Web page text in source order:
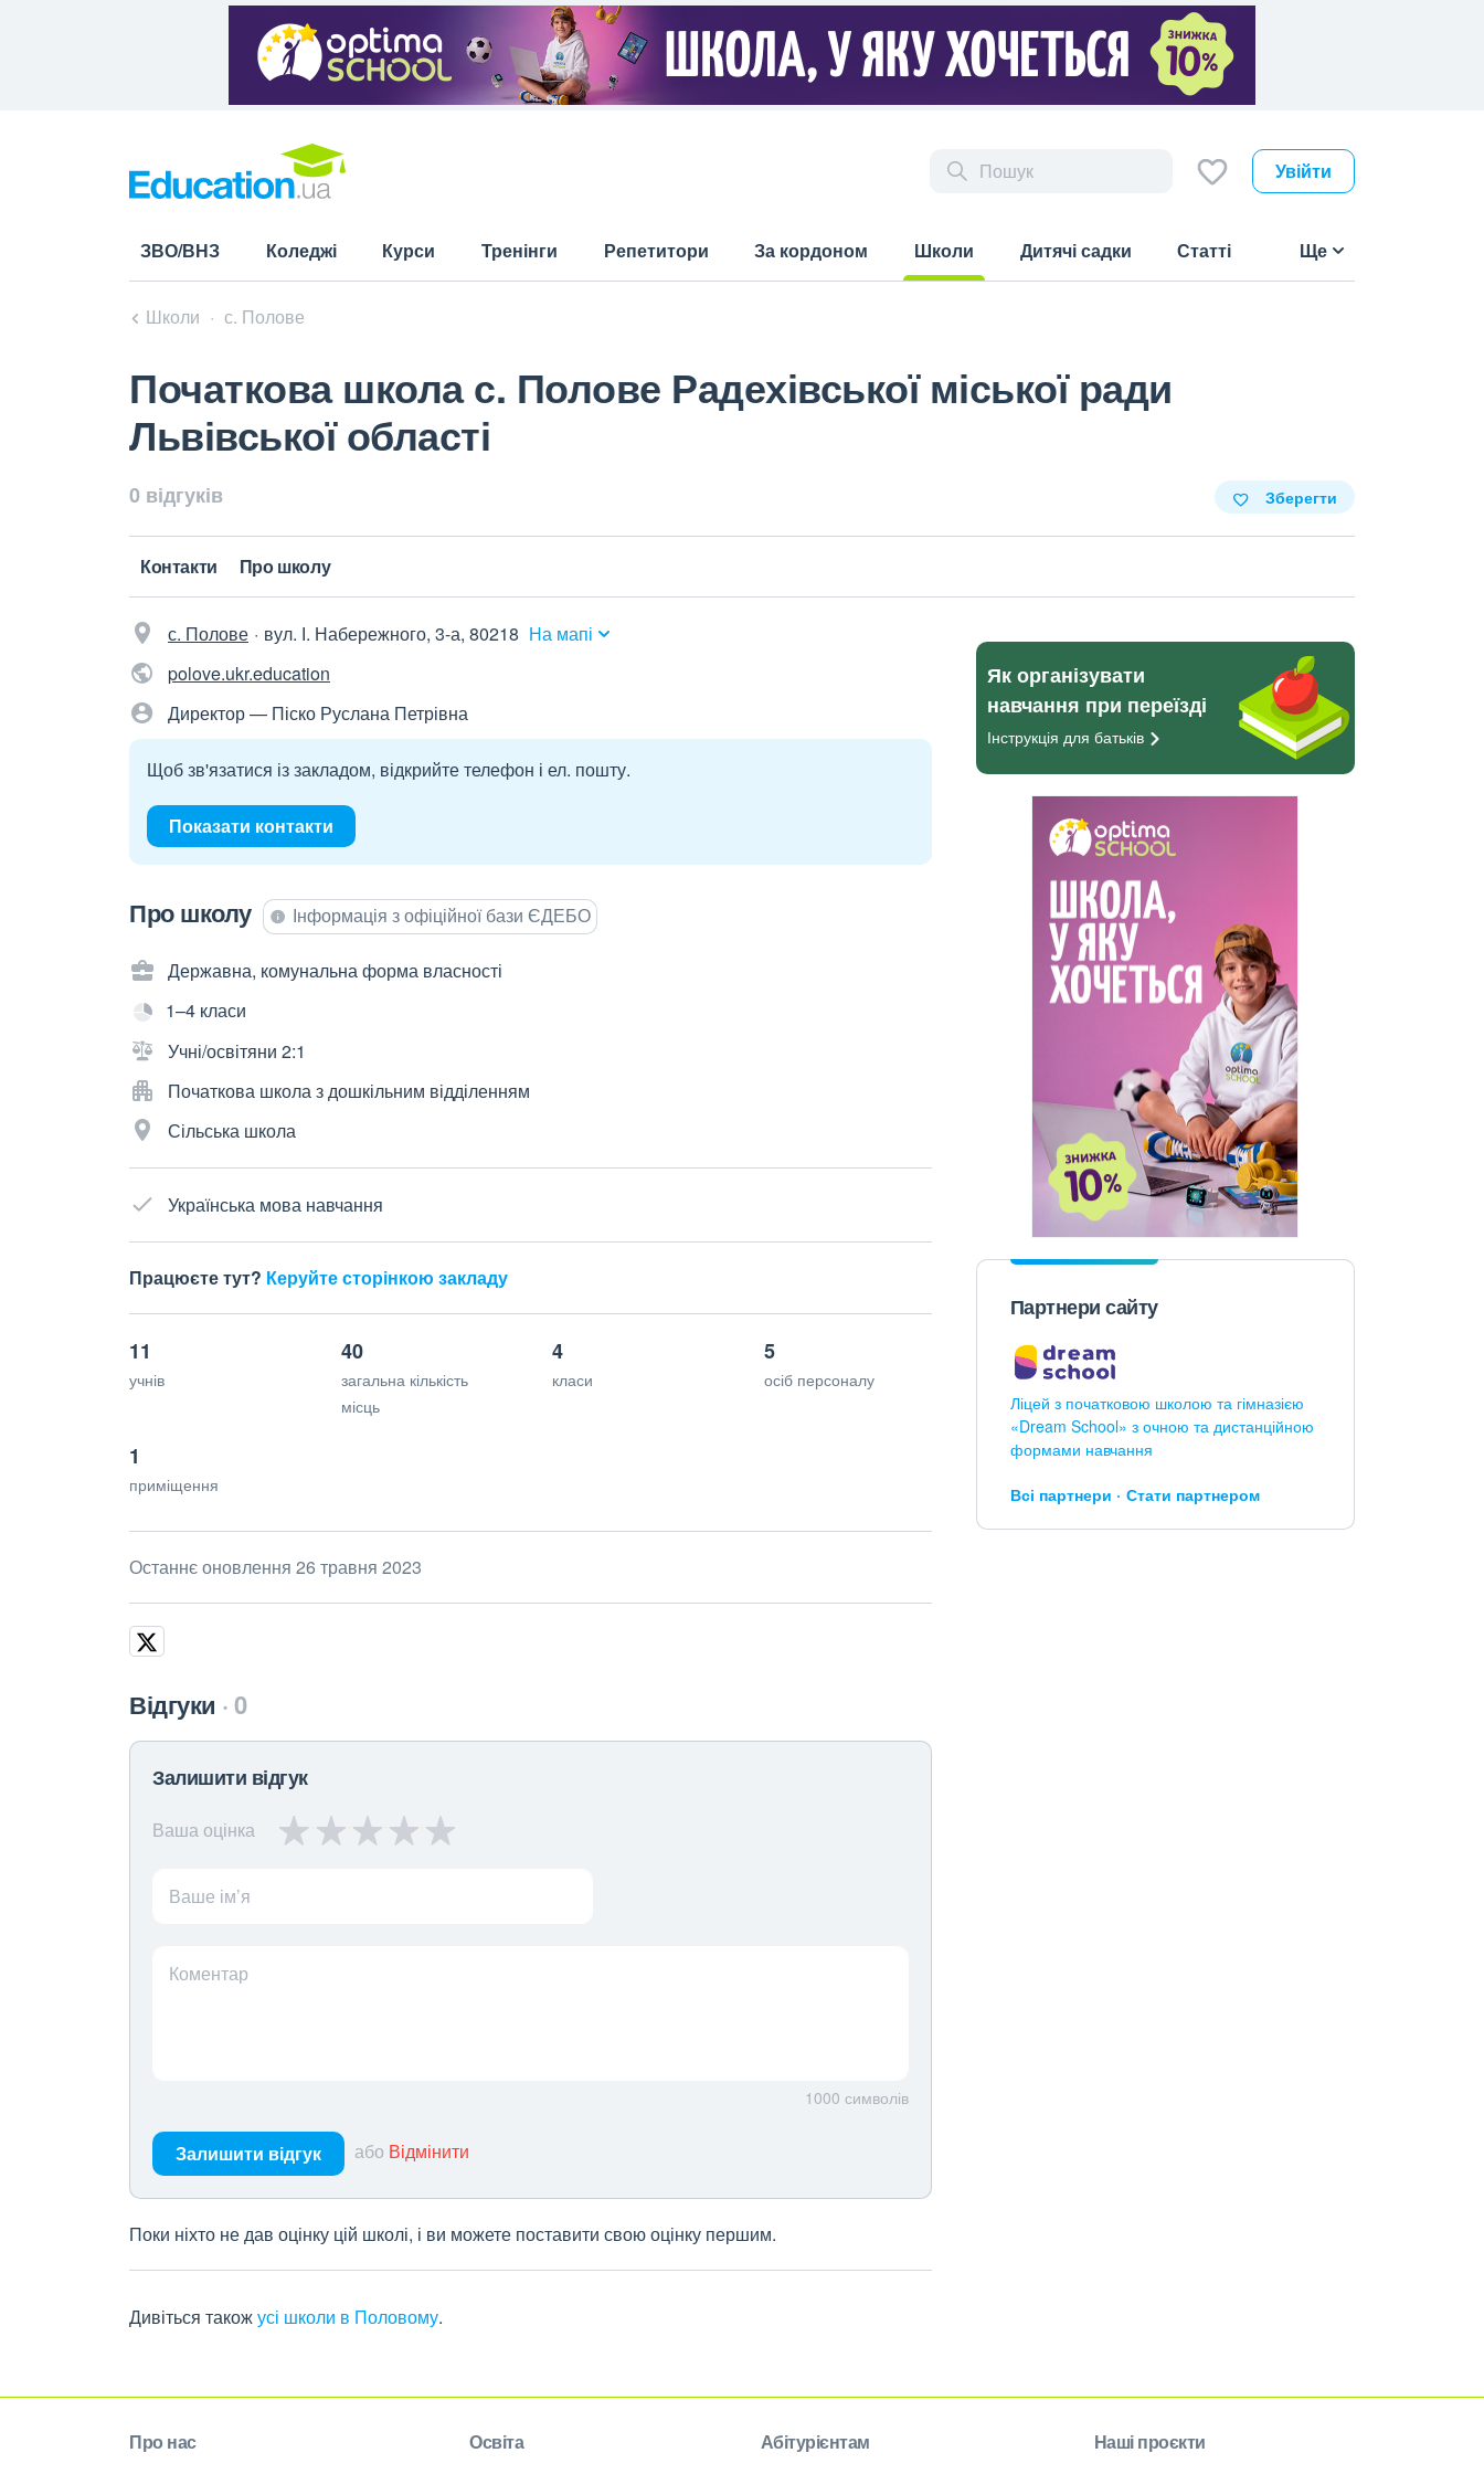
Увійти
ЗВО/ВНЗ Коледжі Курси Тренінги Репетитори За кордоном
Школи
Дитячі садки Статті Ще
Школи с. Полове
Початкова школа с. Полове Радехівської міської ради
Львівської області
0 відгуків Зберегти
Контакти Про школу
с. Полове вул. І. Набережного, 3-а, 80218 На мапі
polove.ukr.education
Директор — Піско Руслана Петрівна
Щоб зв'язатися із закладом, відкрийте телефон і ел. пошту.
Показати контакти
Про школу Інформація з офіційної бази ЄДЕБО
Державна, комунальна форма власності
1–4 класи
Учні/освітяни 2:1
Початкова школа з дошкільним відділенням
Сільська школа
Українська мова навчання
Працюєте тут? Керуйте сторінкою закладу
11
учнів
40
загальна кількість
місць
4
класи
5
осіб персоналу
1
приміщення
Останнє оновлення 26 травня 2023
Відгуки 0
Залишити відгук
Ваша оцінка
Ваше ім’я
Коментар
1000 символів
Залишити відгук або Відмінити
Поки ніхто не дав оцінку цій школі, і ви можете поставити свою оцінку першим.
Дивіться такожусі школи в Половому.
Як організувати
навчання при переїзді
Інструкція для батьків
Партнери сайту
Ліцей з початковою школою та гімназією
«Dream School» з очною та дистанційною
формами навчання
Всі партнери Стати партнером
Про нас Освіта Абітурієнтам Наші проєкти